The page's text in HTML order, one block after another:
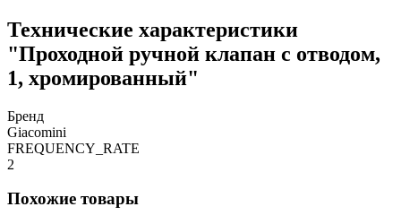
Технические характеристики
"Проходной ручной клапан с отводом,
1, хромированный"
Бренд
Giacomini
FREQUENCY_RATE
2
Похожие товары